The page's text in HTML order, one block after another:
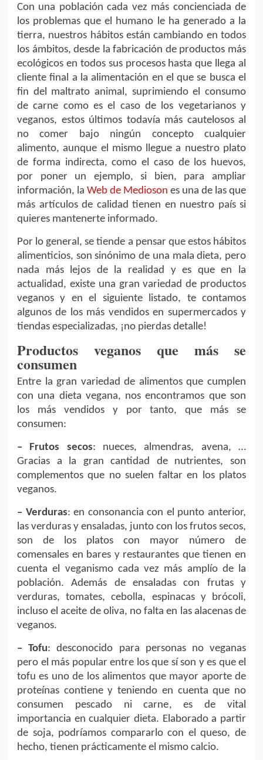
Con una población cada vez más concienciada de
los problemas que el humano le ha generado a la
tierra, nuestros hábitos están cambiando en todos
los ámbitos, desde la fabricación de productos más
ecológicos en todos sus procesos hasta que llega al
cliente final a la alimentación en el que se busca el
fin del maltrato animal, suprimiendo el consumo
de carne como es el caso de los vegetarianos y
veganos, estos últimos todavía más cautelosos al
no comer bajo ningún concepto cualquier
alimento, aunque el mismo llegue a nuestro plato
de forma indirecta, como el caso de los huevos,
por poner un ejemplo, si bien, para ampliar
información, la Web de Medioson es una de las que
más artículos de calidad tienen en nuestro país si
quieres mantenerte informado.
Por lo general, se tiende a pensar que estos hábitos
alimenticios, son sinónimo de una mala dieta, pero
nada más lejos de la realidad y es que en la
actualidad, existe una gran variedad de productos
veganos y en el siguiente listado, te contamos
algunos de los más vendidos en supermercados y
tiendas especializadas, ¡no pierdas detalle!
Productos veganos que más se
consumen
Entre la gran variedad de alimentos que cumplen
con una dieta vegana, nos encontramos que son
los más vendidos y por tanto, que más se
consumen:
– Frutos secos: nueces, almendras, avena, …
Gracias a la gran cantidad de nutrientes, son
complementos que no suelen faltar en los platos
veganos.
– Verduras: en consonancia con el punto anterior,
las verduras y ensaladas, junto con los frutos secos,
son de los platos con mayor número de
comensales en bares y restaurantes que tienen en
cuenta el veganismo cada vez más amplío de la
población. Además de ensaladas con frutas y
verduras, tomates, cebolla, espinacas y brócoli,
incluso el aceite de oliva, no falta en las alacenas de
veganos.
– Tofu: desconocido para personas no veganas
pero el más popular entre los que sí son y es que el
tofu es uno de los alimentos que mayor aporte de
proteínas contiene y teniendo en cuenta que no
consumen pescado ni carne, es de vital
importancia en cualquier dieta. Elaborado a partir
de soja, podríamos compararlo con el queso, de
hecho, tienen prácticamente el mismo calcio.